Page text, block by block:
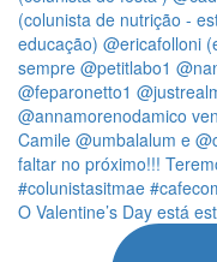
O Valentine’s Day está